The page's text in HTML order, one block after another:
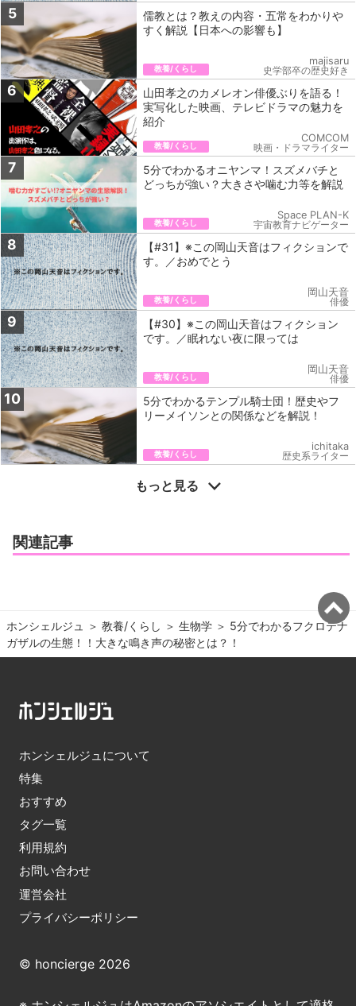
5
儒教とは？教えの内容・五常をわかりや
すく解説【日本への影響も】
教養/くらし
majisaru
史学部卒の歴史好き
6
山田孝之のカメレオン俳優ぶりを語る！
実写化した映画、テレビドラマの魅力を
紹介
教養/くらし
COMCOM
映画・ドラマライター
7
5分でわかるオニヤンマ！スズメバチと
どっちが強い？大きさや噛む力等を解説
教養/くらし
Space PLAN-K
宇宙教育ナビゲーター
8
【#31】※この岡山天音はフィクションで
す。／おめでとう
教養/くらし
岡山天音
俳優
9
【#30】※この岡山天音はフィクション
です。／眠れない夜に限っては
教養/くらし
岡山天音
俳優
10
5分でわかるテンプル騎士団！歴史やフ
リーメイソンとの関係などを解説！
教養/くらし
ichitaka
歴史系ライター
もっと見る
関連記事
ホンシェルジュ ＞ 教養/くらし ＞ 生物学 ＞ 5分でわかるフクロテナ
ガザルの生態！！大きな鳴き声の秘密とは？！
ホンシェルジュについて
特集
おすすめ
タグ一覧
利用規約
お問い合わせ
運営会社
プライバシーポリシー
© honcierge 2026